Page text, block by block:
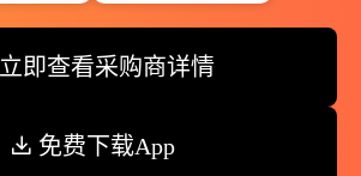
立即查看采购商详情
免费下载App